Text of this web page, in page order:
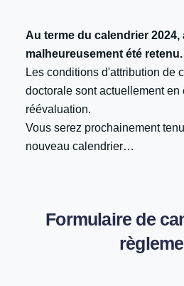
Au terme du calendrier
malheureusement été retenu.
Les conditions d'attribution de
doctorale sont actuellement en
réévaluation.
Vous serez prochainement
nouveau calendrier…
Formulaire de